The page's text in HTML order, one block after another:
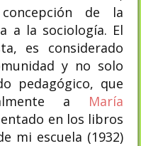
de la
a la sociología. El
es considerado
y no solo
pedagógico, que
a María
en los libros
mi escuela (1932)